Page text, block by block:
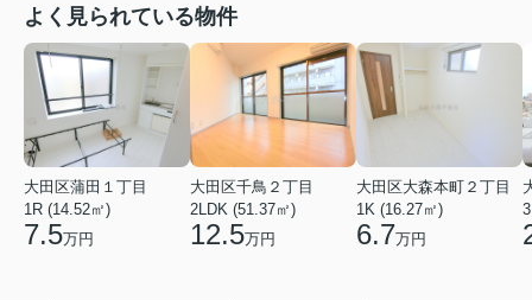
よく見られている物件
大田区蒲田１丁目
1R (14.52㎡)
7.5万円
大田区千鳥２丁目
2LDK (51.37㎡)
12.5万円
大田区大森本町２丁目
1K (16.27㎡)
6.7万円